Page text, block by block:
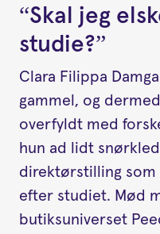
“Skal jeg
studie?”
Clara Filippa
gammel, og
overfyldt med
hun ad lidt
direktørstilling
efter studiet. Mød
butiksuniverset